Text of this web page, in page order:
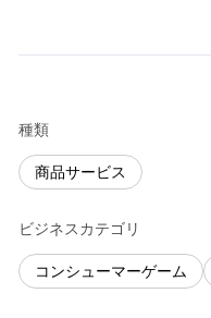
種類
商品サービス
ビジネスカテゴリ
コンシューマーゲーム